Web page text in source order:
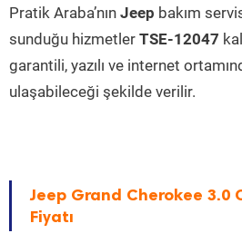
Pratik Araba’nın Jeep bakım
sunduğu hizmetler TSE-12047
garantili, yazılı ve internet
ulaşabileceği şekilde verilir.
Jeep Grand Cherokee 3.0
Fiyatı